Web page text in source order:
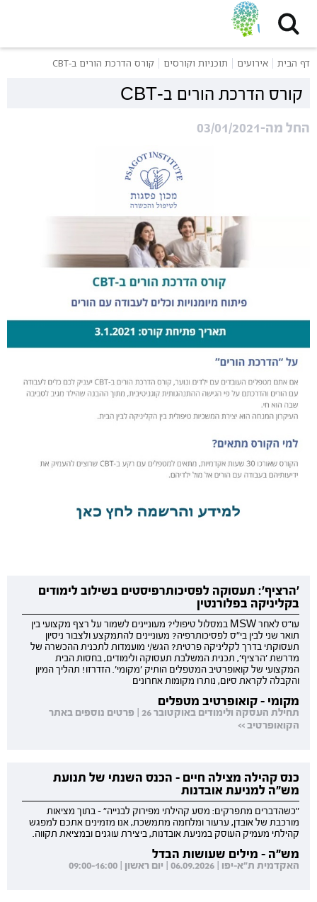
דף הבית אירועים תוכניות וקורסים קורס הדרכת הורים ב-CBT
קורס הדרכת הורים ב-CBT
החל מה-03/01/2021
'הרציף': תעסוקה לפסיכותרפיסטים בשילוב לימודים
בקליניקה בפלורנטין
עו"ס לאחר MSW במסלול טיפולי? מעוניינים לשמור על רצף מקצועי בין
תואר שני לבין בי"ס לפסיכותרפיה? מעוניינים להתמקצע ולצבור ניסיון
תעסוקתי בדרך לקליניקה פרטית? הגש/י מועמדות לתכנית ההכשרה של
מדרשת 'הרציף', תכנית המשלבת תעסוקה ולימודים, בחסות הבית
המקצועי של קואופרטיב המטפלים הותיק 'מקומי'. הזדרזו! תהליך המיון
והקבלה לקראת סיום, נותרו מקומות אחרונים
מקומי - קואופרטיב מטפלים
תחילת העסקה ולימודים באוקטובר 26 | פרטים נוספים באתר
הקואופרטיב >>
כנס קהילה מצילה חיים - הכנס השנתי של תנועת
מש"ה למניעת אובדנות
"כשהדברים מתפרקים: מסע קהילתי מפירוק לבנייה" - בתוך מציאות
מורכבת של אובדן, ערעור ומלחמה מתמשכת, אנו מזמינים אתכם למפגש
קהילתי מעמיק העוסק במניעת אובדנות, ביצירת עוגנים ובמציאת תקווה.
מש"ה - מילים שעושות הבדל
האקדמית ת"א-יפו | 06.09.2026 | יום ראשון | 09:00-16:00